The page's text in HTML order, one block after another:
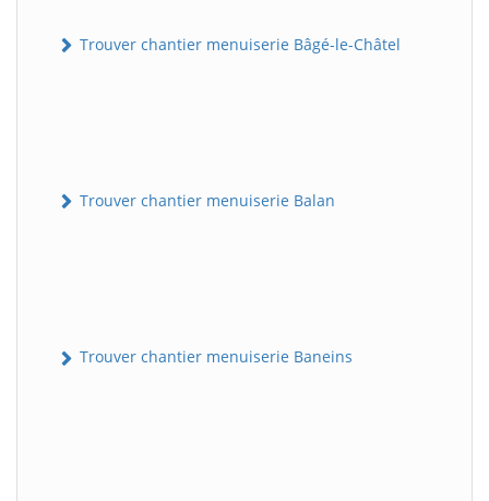
Trouver chantier menuiserie Bâgé-le-Châtel
Trouver chantier menuiserie Balan
Trouver chantier menuiserie Baneins